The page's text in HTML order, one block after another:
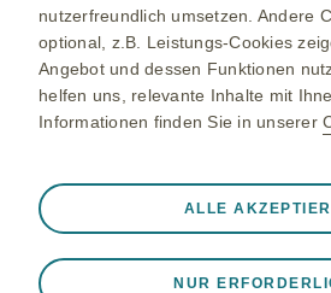
Kontakt aufnehmen
Über GSK
Nutzungsbedingungen
Datenschutzhinweis
nutzerfreundlich umsetzen. Andere
optional, z.B. Leistungs-Cookies
Angebot und dessen Funktionen
helfen uns, relevante Inhalte mit
Informationen finden Sie in unserer
Nur unbedingt
funktioniert, z. B. um Sitzungsdaten
NUR
ALLE